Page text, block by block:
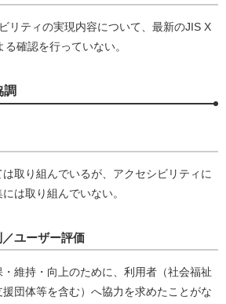
リティの実現内容について、最新のJIS X
確認を行っていない。
調
取り組んでいるが、アクセシビリティに
は取り組んでいない。
ユーザー評価
維持・向上のために、利用者（社会福祉
団体等を含む）へ協力を求めたことがな